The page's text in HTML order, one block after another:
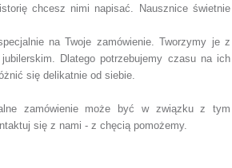
chcesz nimi napisać. Nausznice świetnie
na Twoje zamówienie. Tworzymy je z
Dlatego potrzebujemy czasu na ich
się delikatnie od siebie.
zamówienie może być w związku z tym
się z nami - z chęcią pomożemy.